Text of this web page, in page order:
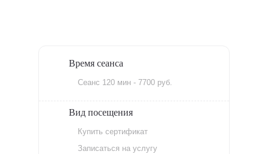
Время сеанса
Сеанс 120 мин - 7700 руб.
Вид посещения
Купить сертификат
Записаться на услугу